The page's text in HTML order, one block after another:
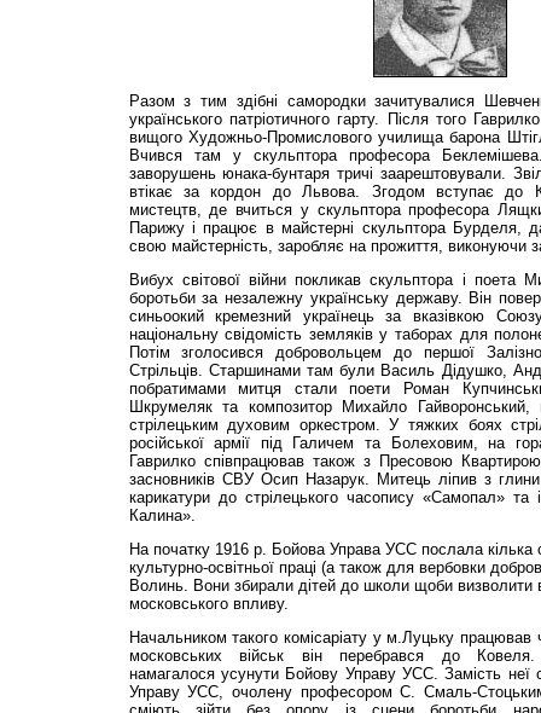
Разом з тим здібні самородки зачитувалися
українського патріотичного гарту. Після того
вищого Художньо-Промислового училища барона
Вчився там у скульптора професора
заворушень юнака-бунтаря тричі заарештовували.
втікає за кордон до Львова. Згодом вступає до
мистецтв, де вчиться у скульптора професора
Парижу і працює в майстерні скульптора Бурделя,
свою майстерність, заробляє на прожиття, виконуючи
Вибух світової війни покликав скульптора і поета
боротьби за незалежну українську державу. Він
синьоокий кремезний українець за вказівкою
національну свідомість земляків у таборах для
Потім зголосився добровольцем до першої
Стрільців. Старшинами там були Василь Дідушко,
побратимами митця стали поети Роман
Шкрумеляк та композитор Михайло Гайворонський,
стрілецьким духовим оркестром. У тяжких боях
російської армії під Галичем та Болеховим, на
Гаврилко співпрацював також з Пресовою
засновників СВУ Осип Назарук. Митець ліпив з
карикатури до стрілецького часопису «Самопал»
Калина».
На початку 1916 р. Бойова Управа УСС послала
культурно-освітньої праці (а також для вербовки
Волинь. Вони збирали дітей до школи щоби визволити
московського впливу.
Начальником такого комісаріату у м.Луцьку
московських військ він перебрався до Ковеля.
намагалося усунути Бойову Управу УСС. Замість неї
Управу УСС, очолену професором С. Смаль-